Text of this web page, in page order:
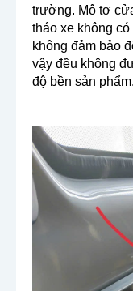
trường. Mô tơ
tháo xe không
không đảm bảo
vậy đều không
độ bền sản phẩm.